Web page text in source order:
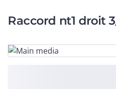
Raccord nt1 droit